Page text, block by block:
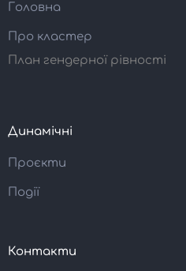
Головна
Про кластер
План гендерної рівності
Динамічні
Проєкти
Події
Контакти